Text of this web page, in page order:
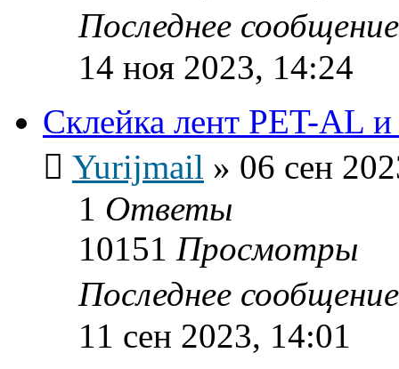
Последнее
14 ноя 2023, 14:24
Склейка лент PET-AL
Yurijmail » 06 сен
1 Ответы
10151 Просмотры
Последнее
11 сен 2023, 14:01